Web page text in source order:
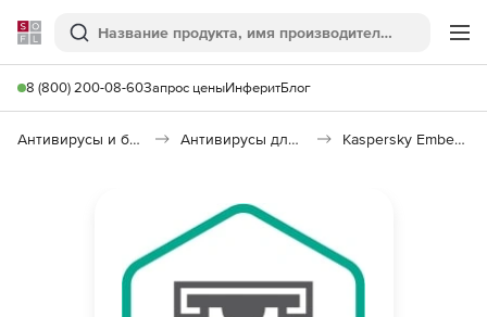
Softline
Поиск
8 (800) 200-08-60Запрос ценыИнферитБлог
Антивирусы и безопасность Антивирусы для организаций Kaspersky Embedded Systems Security